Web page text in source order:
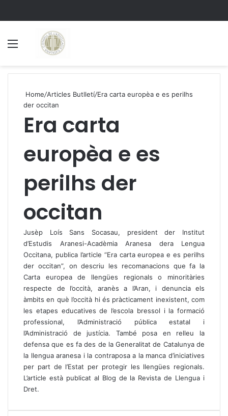
Home/Articles Butlletí/Era carta europèa e es perilhs
der occitan
Era carta
europèa e es
perilhs der
occitan
Jusèp Loís Sans Socasau, president der Institut
d’Estudis Aranesi-Acadèmia Aranesa dera Lengua
Occitana, publica l’article “Era carta europea e es perilhs
der occitan”, on descriu les recomanacions que fa la
Carta europea de llengües regionals o minoritàries
respecte de l’occità, aranès a l’Aran, i denuncia els
àmbits en què l’occità hi és pràcticament inexistent, com
les etapes educatives de l’escola bressol i la formació
professional, l’Administració pública estatal i
l’Administració de justícia. També posa en relleu la
defensa que es fa des de la Generalitat de Catalunya de
la llengua aranesa i la contraposa a la manca d’iniciatives
per part de l’Estat per protegir les llengües regionals.
L’article està publicat al Blog de la Revista de Llengua i
Dret.